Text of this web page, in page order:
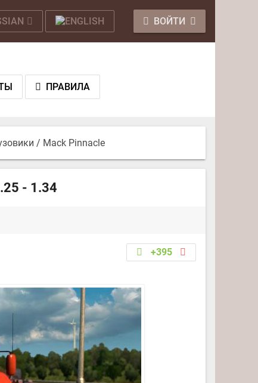
ВОЙТИ
ПРАВИЛА
/ Mack Pinnacle
- 1.34
+395